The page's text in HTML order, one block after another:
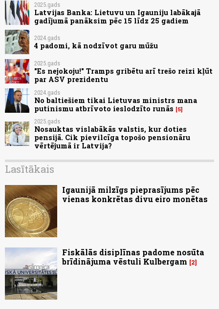
2025.gads
Latvijas Banka: Lietuvu un Igauniju labākajā
gadījumā panāksim pēc 15 līdz 25 gadiem
2024.gads
4 padomi, kā nodzīvot garu mūžu
2025.gads
"Es nejokoju!" Tramps gribētu arī trešo reizi kļūt
par ASV prezidentu
2024.gads
No baltiešiem tikai Lietuvas ministrs mana
putinismu atbrīvoto ieslodzīto runās
5
2025.gads
Nosauktas vislabākās valstis, kur doties
pensijā. Cik pievilcīga topošo pensionāru
vērtējumā ir Latvija?
Lasītākais
Igaunijā milzīgs pieprasījums pēc
vienas konkrētas divu eiro monētas
Fiskālās disiplīnas padome nosūta
brīdinājuma vēstuli Kulbergam
2